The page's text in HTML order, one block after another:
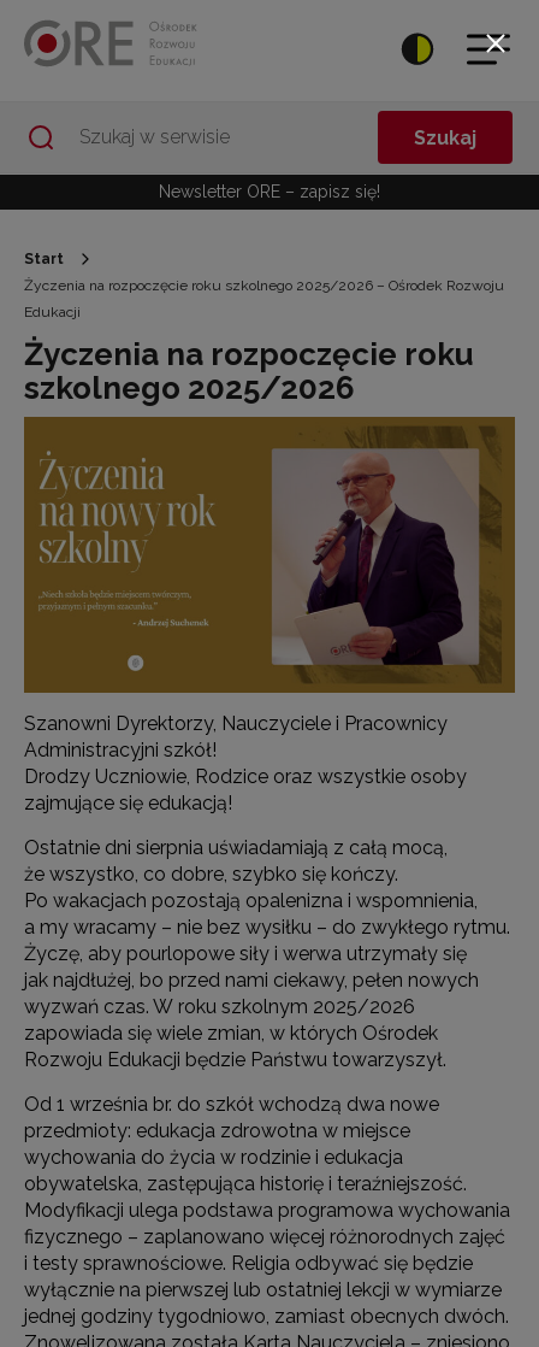
Szukaj
Newsletter ORE – zapisz się!
Start
Życzenia na rozpoczęcie roku szkolnego 2025/2026 – Ośrodek Rozwoju
Edukacji
Życzenia na rozpoczęcie roku
szkolnego 2025/2026
Szanowni Dyrektorzy, Nauczyciele i Pracownicy
Administracyjni szkół!
Drodzy Uczniowie, Rodzice oraz wszystkie osoby
zajmujące się edukacją!
Ostatnie dni sierpnia uświadamiają z całą mocą,
że wszystko, co dobre, szybko się kończy.
Po wakacjach pozostają opalenizna i wspomnienia,
a my wracamy – nie bez wysiłku – do zwykłego rytmu.
Życzę, aby pourlopowe siły i werwa utrzymały się
jak najdłużej, bo przed nami ciekawy, pełen nowych
wyzwań czas. W roku szkolnym 2025/2026
zapowiada się wiele zmian, w których Ośrodek
Rozwoju Edukacji będzie Państwu towarzyszył.
Od 1 września br. do szkół wchodzą dwa nowe
przedmioty: edukacja zdrowotna w miejsce
wychowania do życia w rodzinie i edukacja
obywatelska, zastępująca historię i teraźniejszość.
Modyfikacji ulega podstawa programowa wychowania
fizycznego – zaplanowano więcej różnorodnych zajęć
i testy sprawnościowe. Religia odbywać się będzie
wyłącznie na pierwszej lub ostatniej lekcji w wymiarze
jednej godziny tygodniowo, zamiast obecnych dwóch.